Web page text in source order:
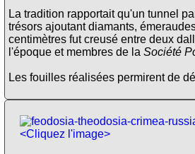
La tradition rapportait qu'un tunnel
trésors ajoutant diamants,
centimètres fut creusé entre deux
l'époque et membres de la Société
Les fouilles réalisées permirent de
<Cliquez l'image>